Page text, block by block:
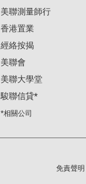
美聯測量師行
香港置業
經絡按揭
美聯會
美聯大學堂
駿聯信貸*
*相關公司
免責聲明